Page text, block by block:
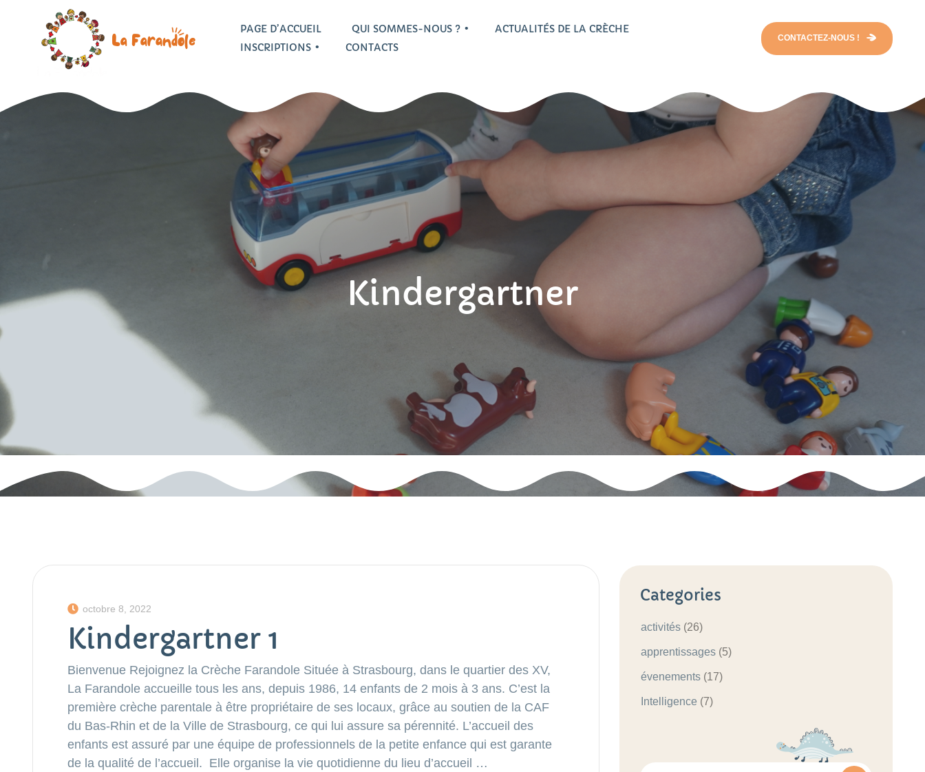
PAGE D’ACCUEIL QUI SOMMES-NOUS ?
La vie de la crèche
Visite guidée
Témoignages
ACTUALITÉS DE LA CRÈCHE
INSCRIPTIONS
Inscrire mon enfant
Documents
téléchargeables
Tarifs et offres
CONTACTS
CONTACTEZ-NOUS !
Kindergartner
octobre 8, 2022
Kindergartner 1
Bienvenue Rejoignez la Crèche Farandole Située à Strasbourg, dans le quartier des XV,
La Farandole accueille tous les ans, depuis 1986, 14 enfants de 2 mois à 3 ans. C’est la
première crèche parentale à être propriétaire de ses locaux, grâce au soutien de la CAF
du Bas-Rhin et de la Ville de Strasbourg, ce qui lui assure sa pérennité. L’accueil des
enfants est assuré par une équipe de professionnels de la petite enfance qui est garante
de la qualité de l’accueil. Elle organise la vie quotidienne du lieu d’accueil …
Categories
activités (26)
apprentissages (5)
évenements (17)
Intelligence (7)